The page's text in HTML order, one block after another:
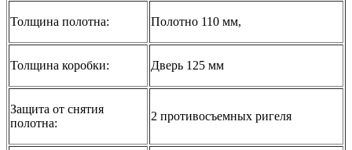
Толщина полотна: Полотно 110 мм,
Толщина коробки: Дверь 125 мм
Защита от снятия
полотна:
2 противосъемных ригеля